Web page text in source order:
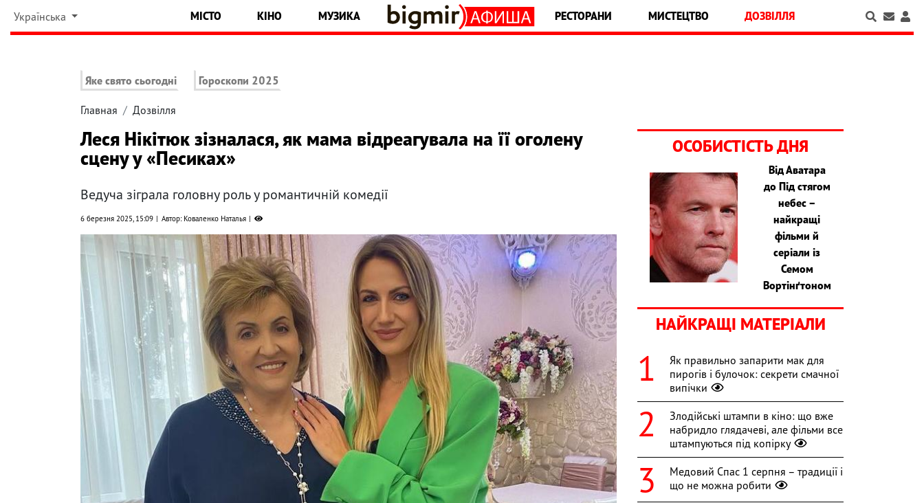
Українська МІСТО КІНО МУЗИКА РЕСТОРАНИ МИСТЕЦТВО ДОЗВІЛЛЯ
Яке свято сьогодні Гороскопи 2025
Главная Дозвілля
Леся Нікітюк зізналася, як мама відреагувала на її оголену
сцену у «Песиках»
Ведуча зіграла головну роль у романтичній комедії
6 березня 2025, 15:09 Автор: Коваленко Наталья
ОСОБИСТІСТЬ ДНЯ
Від Аватара
до Під стягом
небес –
найкращі
фільми й
серіали із
Семом
Вортінґтоном
НАЙКРАЩІ МАТЕРІАЛИ
Як правильно запарити мак для
пирогів і булочок: секрети смачної
випічки
Злодійські штампи в кіно: що вже
набридло глядачеві, але фільми все
штампуються під копірку
Медовий Спас 1 серпня – традиції і
що не можна робити